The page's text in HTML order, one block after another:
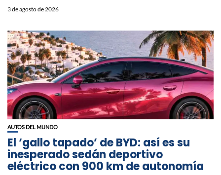
3 de agosto de 2026
AUTOS DEL MUNDO
El ‘gallo tapado’ de BYD: así es su
inesperado sedán deportivo
eléctrico con 900 km de autonomía